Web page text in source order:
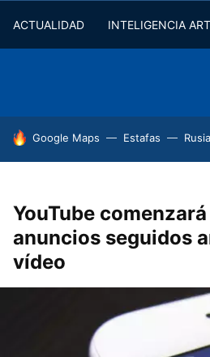
ACTUALIDAD INTELIGENCIA
HOY SE HABLA DE
Google Maps Estafas Rusia
YouTube
anuncios seguidos
vídeo